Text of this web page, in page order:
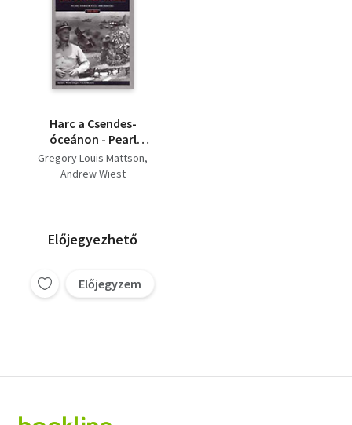
Természettudomány
Történelem
Harc a Csendes-
óceánon - Pearl
Harbourtól Hirosimáig
(20. századi
Gregory Louis Mattson
Andrew Wiest
Előjegyezhető
Előjegyzem